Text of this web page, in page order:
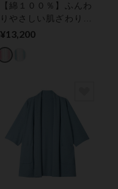
【綿１００％】ふんわ
りやさしい肌ざわり
通気性がよくさらっと
ジャマ
¥13,200